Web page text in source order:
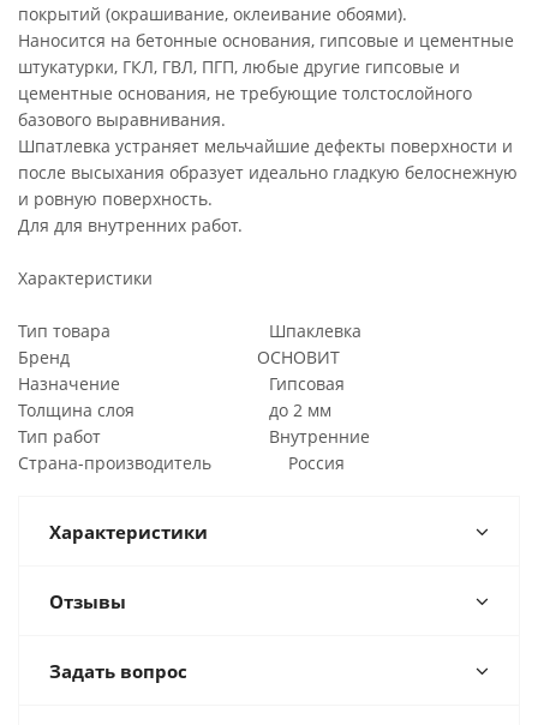
покрытий (окрашивание, оклеивание обоями).
Наносится на бетонные основания, гипсовые и цементные
штукатурки, ГКЛ, ГВЛ, ПГП, любые другие гипсовые и
цементные основания, не требующие толстослойного
базового выравнивания.
Шпатлевка устраняет мельчайшие дефекты поверхности и
после высыхания образует идеально гладкую белоснежную
и ровную поверхность.
Для для внутренних работ.
Характеристики
Тип товара Шпаклевка
Бренд ОСНОВИТ
Назначение Гипсовая
Толщина слоя до 2 мм
Тип работ Внутренние
Страна-производитель Россия
Характеристики
Отзывы
Задать вопрос